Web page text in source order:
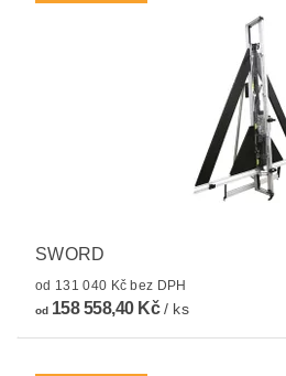
SWORD
od 131 040 Kč bez DPH
od158 558,40 Kč/ ks